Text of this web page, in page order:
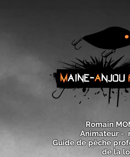
Romain
Animateur -
Guide de pêche
de la